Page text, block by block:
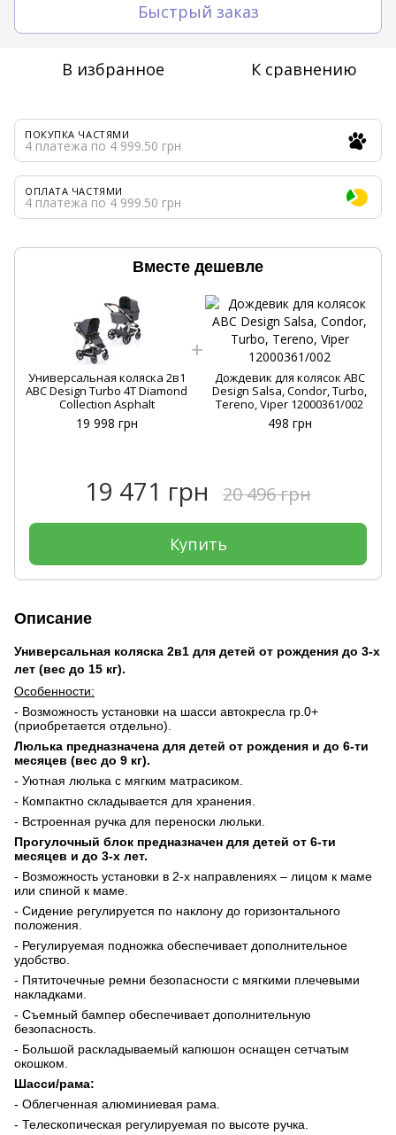
Быстрый заказ
В избранное К сравнению
ПОКУПКА ЧАСТЯМИ
4 платежа по 4 999.50 грн
ОПЛАТА ЧАСТЯМИ
4 платежа по 4 999.50 грн
Вместе дешевле
Универсальная коляска 2в1
ABC Design Turbo 4T Diamond
Collection Asphalt
19 998 грн
Дождевик для колясок ABC
Design Salsa, Condor, Turbo,
Tereno, Viper 12000361/002
498 грн
19 471 грн 20 496 грн
Купить
Описание
Универсальная коляска 2в1 для детей от рождения до 3-х
лет (вес до 15 кг).
Особенности:
- Возможность установки на шасси автокресла гр.0+
(приобретается отдельно).
Люлька предназначена для детей от рождения и до 6-ти
месяцев (вес до 9 кг).
- Уютная люлька с мягким матрасиком.
- Компактно складывается для хранения.
- Встроенная ручка для переноски люльки.
Прогулочный блок предназначен для детей от 6-ти
месяцев и до 3-х лет.
- Возможность установки в 2-х направлениях – лицом к маме
или спиной к маме.
- Сидение регулируется по наклону до горизонтального
положения.
- Регулируемая подножка обеспечивает дополнительное
удобство.
- Пятиточечные ремни безопасности с мягкими плечевыми
накладками.
- Съемный бампер обеспечивает дополнительную
безопасность.
- Большой раскладываемый капюшон оснащен сетчатым
окошком.
Шасси/рама:
- Облегченная алюминиевая рама.
- Телескопическая регулируемая по высоте ручка.